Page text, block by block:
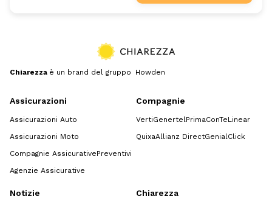
Chiarezza è un brand del gruppo Howden
Assicurazioni
Assicurazioni Auto
Assicurazioni Moto
Compagnie AssicurativePreventivi
Agenzie Assicurative
Compagnie
VertiGenertel PrimaConTeLinear
QuixaAllianz DirectGenialClick
Notizie Chiarezza